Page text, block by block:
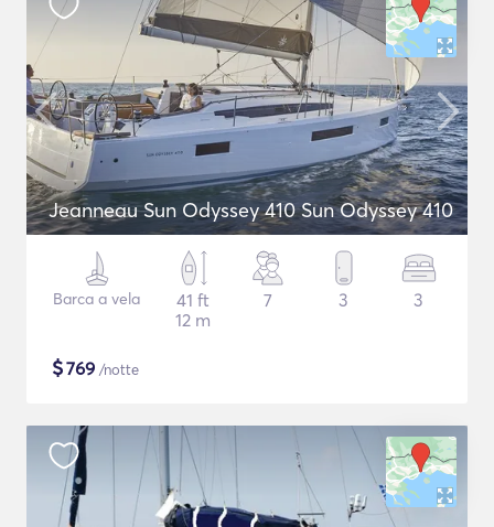
Jeanneau Sun Odyssey 410 Sun Odyssey 410
Barca a vela
41 ft
12 m
7 3 3
$769 /notte